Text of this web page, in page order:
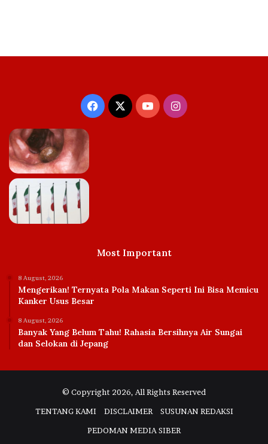
Facebook
X YouTubeInstagram
Most Important
8 August, 2026
Mengerikan! Ternyata Pola Makan Seperti Ini Bisa Memicu
Kanker Usus Besar
8 August, 2026
Banyak Yang Belum Tahu! Rahasia Bersihnya Air Sungai
dan Selokan di Jepang
© Copyright 2026, All Rights Reserved
TENTANG KAMI
DISCLAIMER
SUSUNAN REDAKSI
PEDOMAN MEDIA SIBER